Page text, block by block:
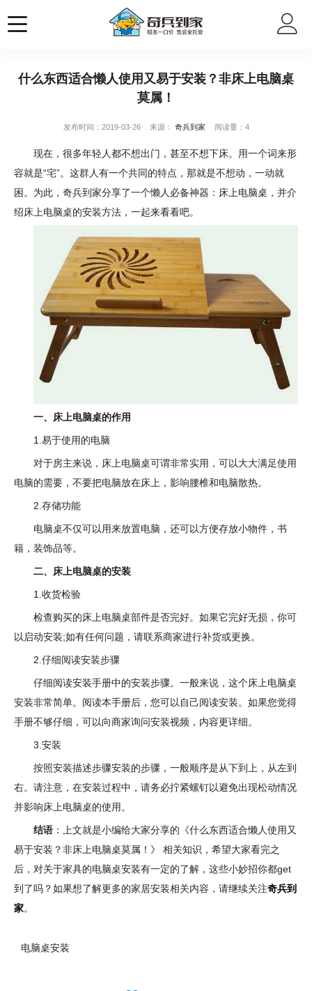
什么东西适合懒人使用又易于安装？非床上电脑桌
莫属！
发布时间：2019-03-26 来源： 奇兵到家 阅读量：4
现在，很多年轻人都不想出门，甚至不想下床。用一个词来形
容就是“宅”。这群人有一个共同的特点，那就是不想动，一动就
困。为此，奇兵到家分享了一个懒人必备神器：床上电脑桌，并介
绍床上电脑桌的安装方法，一起来看看吧。
一、床上电脑桌的作用
1.易于使用的电脑
对于房主来说，床上电脑桌可谓非常实用，可以大大满足使用
电脑的需要，不要把电脑放在床上，影响腰椎和电脑散热。
2.存储功能
电脑桌不仅可以用来放置电脑，还可以方便存放小物件，书
籍，装饰品等。
二、床上电脑桌的安装
1.收货检验
检查购买的床上电脑桌部件是否完好。如果它完好无损，你可
以启动安装;如有任何问题，请联系商家进行补货或更换。
2.仔细阅读安装步骤
仔细阅读安装手册中的安装步骤。一般来说，这个床上电脑桌
安装非常简单。阅读本手册后，您可以自己阅读安装。如果您觉得
手册不够仔细，可以向商家询问安装视频，内容更详细。
3.安装
按照安装描述步骤安装的步骤，一般顺序是从下到上，从左到
右。请注意，在安装过程中，请务必拧紧螺钉以避免出现松动情况
并影响床上电脑桌的使用。
结语 ：上文就是小编给大家分享的《什么东西适合懒人使用又
易于安装？非床上电脑桌莫属！》 相关知识，希望大家看完之
后，对关于家具的电脑桌安装有一定的了解，这些小妙招你都get
到了吗？如果想了解更多的家居安装相关内容，请继续关注奇兵到
家。
电脑桌安装